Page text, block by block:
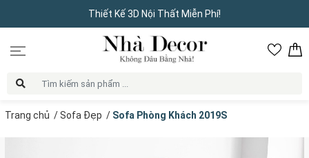
Thiết Kế 3D Nội Thất Miễn Phí!
Trang chủ /Sofa Đẹp / Sofa Phòng Khách 2019S